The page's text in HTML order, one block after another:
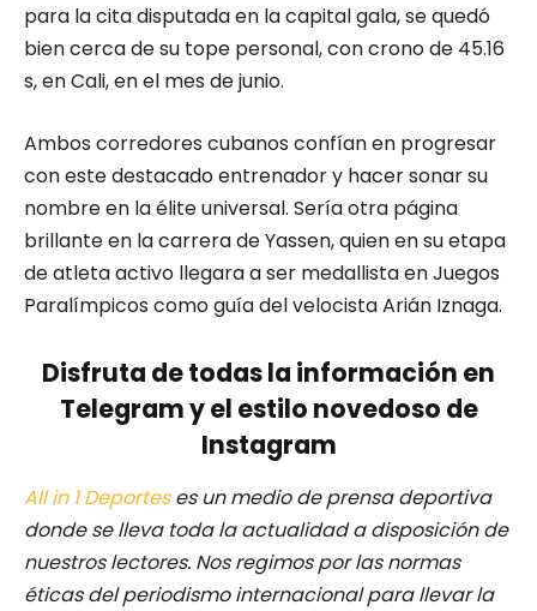
para la cita disputada en la capital gala, se quedó
bien cerca de su tope personal, con crono de 45.16
s, en Cali, en el mes de junio.
Ambos corredores cubanos confían en progresar
con este destacado entrenador y hacer sonar su
nombre en la élite universal. Sería otra página
brillante en la carrera de Yassen, quien en su etapa
de atleta activo llegara a ser medallista en Juegos
Paralímpicos como guía del velocista Arián Iznaga.
Disfruta de todas la información en
Telegram y el estilo novedoso de
Instagram
All in 1 Deporteses un medio de prensa deportiva
donde se lleva toda la actualidad a disposición de
nuestros lectores. Nos regimos por las normas
éticas del periodismo internacional para llevar la